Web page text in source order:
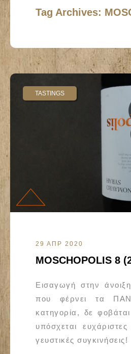
Tag Archives:
TASTINGS
29 ΑΠΡ 2020
MOSCHOPOLIS 8
Εισαγωγή στην
που φέρνει τα
κατηγορία, δε
υπόσχεται
γευστικές